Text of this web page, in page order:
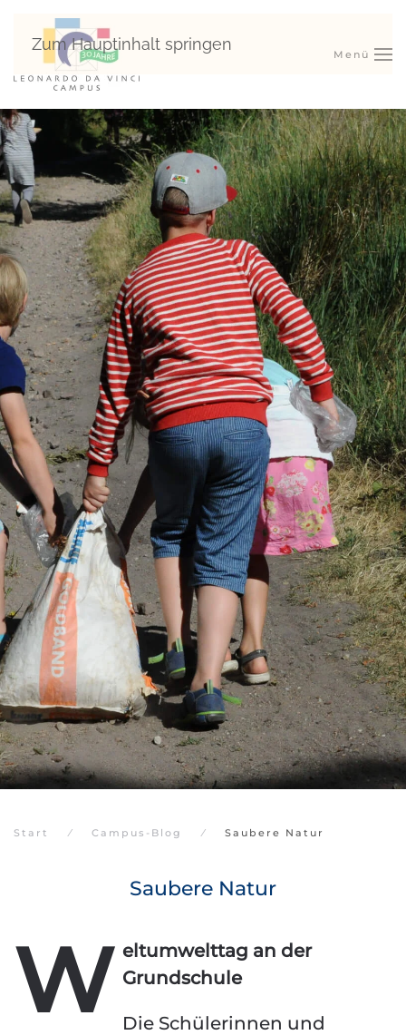
Zum Hauptinhalt springen
Menü
Start Campus-Blog Saubere Natur
Saubere Natur
W eltumwelttag an der
Grundschule
Die Schülerinnen und